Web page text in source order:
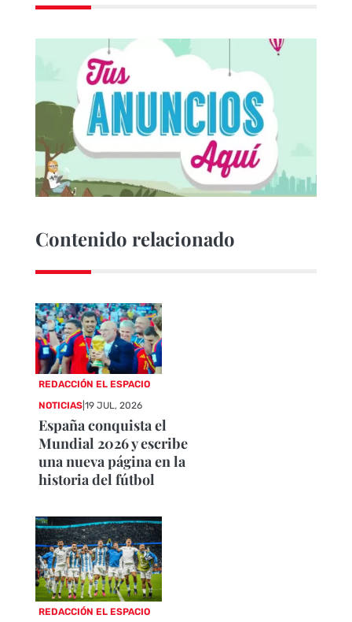
Contenido relacionado
REDACCIÓN EL ESPACIO
NOTICIAS |19 JUL, 2026
España conquista el
Mundial 2026 y escribe
una nueva página en la
historia del fútbol
REDACCIÓN EL ESPACIO